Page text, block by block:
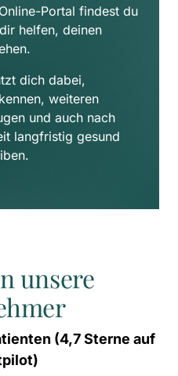
Portal findest du
helfen, deinen
dich dabei,
weiteren
und auch nach
langfristig gesund
unsere
(4,7 Sterne
auf